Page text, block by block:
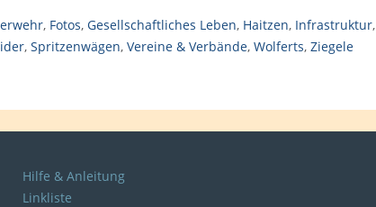
, Fotos, Gesellschaftliches Leben, Haitzen, Infrastruktur,
, Spritzenwägen, Vereine & Verbände, Wolferts, Ziegele
Hilfe & Anleitung
Linkliste